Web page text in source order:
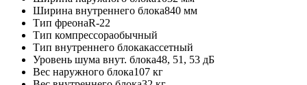
Ширина внутреннего блока840 мм
Тип фреонаR-22
Тип компрессораобычный
Тип внутреннего блокакассетный
Уровень шума внут. блока48, 51, 53 дБ
Вес наружного блока107 кг